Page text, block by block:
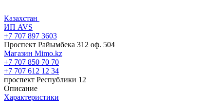
Казахстан
ИП AVS
+7 707 897 3603
Проспект Райымбека 312 оф. 504
Магазин Mimo.kz
+7 707 850 70 70
+7 707 612 12 34
проспект Республики 12
Описание
Характеристики